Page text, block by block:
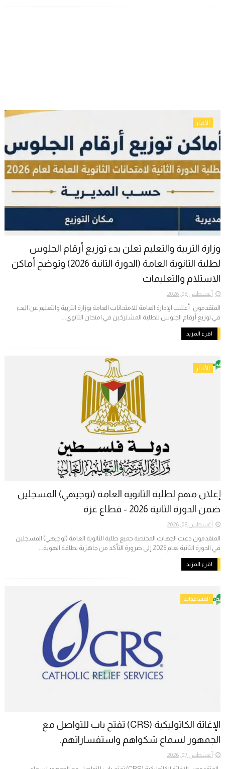
الأخبار
وزارة التربية والتعليم تعلن بدء توزيع أرقام الجلوس
لطلبة الثانوية العامة (الدورة الثانية 2026) وتوضح أماكن
الاستلام والتعليمات
أغسطس 08, 2026
المتقدمون أعلنت الإدارة العامة للامتحانات العامة بوزارة التربية والتعليم عن البدء
في توزيع أرقام الجلوس للطلبة المشتركين في امتحان الثانوي...
اقرء المزيد
الأخبار
إعلان مهم لطلبة الثانوية العامة (توجيهي) المسجلين
ضمن الدورة الثانية 2026 - قطاع غزة
أغسطس 08, 2026
المتقدمون دعت الجهات المختصة جميع طلبة الثانوية العامة (توجيهي) المسجلين
في الدورة الثانية لعام 2026 إلى ضرورة التأكد من جاهزية بطاقة الهوية...
اقرء المزيد
المساعدات
الإغاثة الكاثوليكية (CRS) تفتح باب للتواصل مع
الجمهور لسماع شكواهم واستفساراتهم.
أغسطس 07, 2026